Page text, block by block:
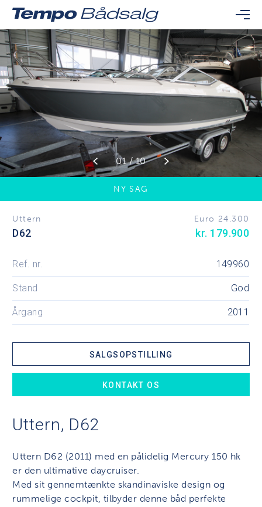
01 / 10
NY SAG
Uttern Euro 24.300
D62 kr. 179.900
Ref. nr. 149960
Stand God
Årgang 2011
SALGSOPSTILLING
KONTAKT OS
Uttern, D62
Uttern D62 (2011) med en pålidelig Mercury 150 hk
er den ultimative daycruiser.
Med sit gennemtænkte skandinaviske design og
rummelige cockpit, tilbyder denne båd perfekte